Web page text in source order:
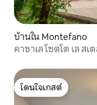
บ้านใน Montefano
คาซาเล โซตโต เล สเต
โดนใจเกสต์
โดนใจเกสต์